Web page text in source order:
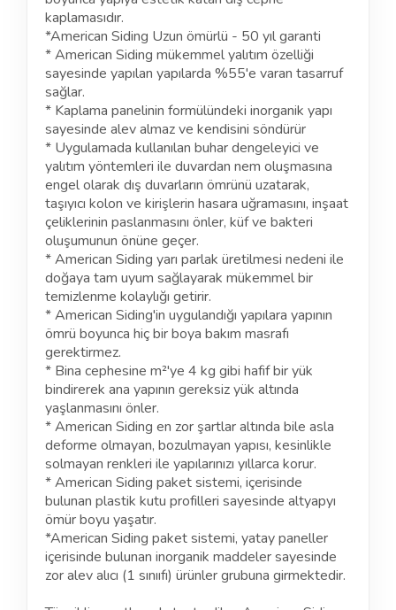
kaplamasıdır.
*American Siding Uzun ömürlü - 50 yıl garanti
* American Siding mükemmel yalıtım özelliği
sayesinde yapılan yapılarda %55'e varan tasarruf
sağlar.
* Kaplama panelinin formülündeki inorganik yapı
sayesinde alev almaz ve kendisini söndürür
* Uygulamada kullanılan buhar dengeleyici ve
yalıtım yöntemleri ile duvardan nem oluşmasına
engel olarak dış duvarların ömrünü uzatarak,
taşıyıcı kolon ve kirişlerin hasara uğramasını, inşaat
çeliklerinin paslanmasını önler, küf ve bakteri
oluşumunun önüne geçer.
* American Siding yarı parlak üretilmesi nedeni ile
doğaya tam uyum sağlayarak mükemmel bir
temizlenme kolaylığı getirir.
* American Siding'in uygulandığı yapılara yapının
ömrü boyunca hiç bir boya bakım masrafı
gerektirmez.
* Bina cephesine m²'ye 4 kg gibi hafif bir yük
bindirerek ana yapının gereksiz yük altında
yaşlanmasını önler.
* American Siding en zor şartlar altında bile asla
deforme olmayan, bozulmayan yapısı, kesinlikle
solmayan renkleri ile yapılarınızı yıllarca korur.
* American Siding paket sistemi, içerisinde
bulunan plastik kutu profilleri sayesinde altyapyı
ömür boyu yaşatır.
*American Siding paket sistemi, yatay paneller
içerisinde bulunan inorganik maddeler sayesinde
zor alev alıcı (1 sınııfı) ürünler grubuna girmektedir.